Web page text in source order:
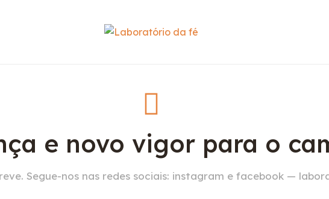
e novo vigor para o
Segue-nos nas redes sociais: instagram e facebook —